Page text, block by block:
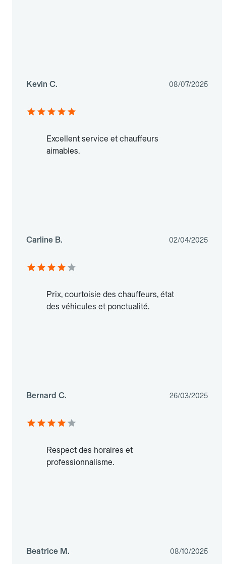
Kevin C. 08/07/2025
Excellent service et chauffeurs
aimables.
Carline B. 02/04/2025
Prix, courtoisie des chauffeurs, état
des véhicules et ponctualité.
Bernard C. 26/03/2025
Respect des horaires et
professionnalisme.
Beatrice M. 08/10/2025